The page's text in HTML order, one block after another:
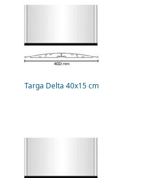
Targa Delta 40x15 cm